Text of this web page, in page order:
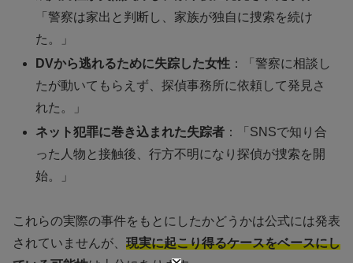
「警察は家出と判断し、家族が独自に捜索を続け
た。」
DVから逃れるために失踪した女性 ：「警察に相談し
たが動いてもらえず、探偵事務所に依頼して発見さ
れた。」
ネット犯罪に巻き込まれた失踪者 ：「SNSで知り合
った人物と接触後、行方不明になり探偵が捜索を開
始。」
これらの実際の事件をもとにしたかどうかは公式には発表
されていませんが、 現実に起こり得るケースをベースにし